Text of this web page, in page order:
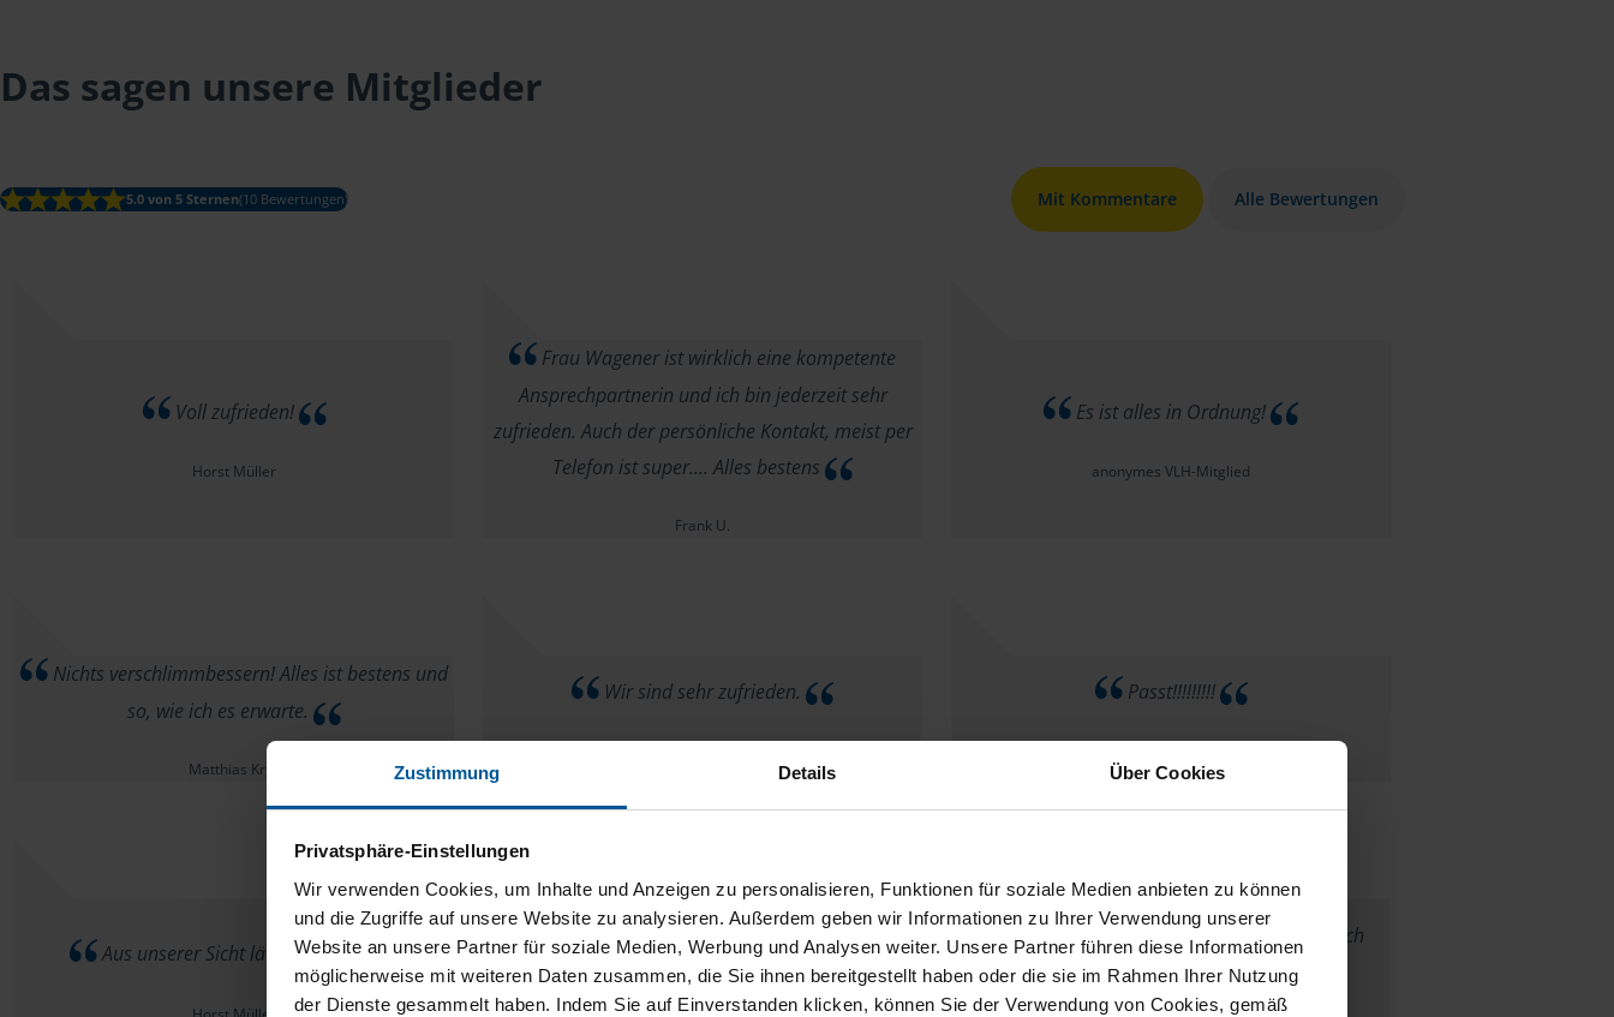
Zustimmung Details Über Cookies
Privatsphäre-Einstellungen
Wir verwenden Cookies, um Inhalte und Anzeigen zu personalisieren, Funktionen für soziale Medien anbieten zu können
und die Zugriffe auf unsere Website zu analysieren. Außerdem geben wir Informationen zu Ihrer Verwendung unserer
Website an unsere Partner für soziale Medien, Werbung und Analysen weiter. Unsere Partner führen diese Informationen
möglicherweise mit weiteren Daten zusammen, die Sie ihnen bereitgestellt haben oder die sie im Rahmen Ihrer Nutzung
der Dienste gesammelt haben. Indem Sie auf Einverstanden klicken, können Sie der Verwendung von Cookies, gemäß
Das sagen unsere Mitglieder
5.0 von 5 Sternen(10 Bewertungen) Mit Kommentare Alle Bewertungen
Voll zufrieden!
Horst Müller
Frau Wagener ist wirklich eine kompetente
Ansprechpartnerin und ich bin jederzeit sehr
zufrieden. Auch der persönliche Kontakt, meist per
Telefon ist super.... Alles bestens
Frank U.
Es ist alles in Ordnung!
anonymes VLH-Mitglied
Nichts verschlimmbessern! Alles ist bestens und
so, wie ich es erwarte.
Matthias Krull
Wir sind sehr zufrieden. Passt!!!!!!!!!
Aus unserer Sicht läuft alles gut.
Ich kann leider keine konstruktive Kritik und /
oder Verbesserungsvorschläge abgeben, es passt
einfach alles so wie es ist.
Nie wieder ohne Lohnsteuerhilfe. Rechtlich
immer auf dem neusten Stand.